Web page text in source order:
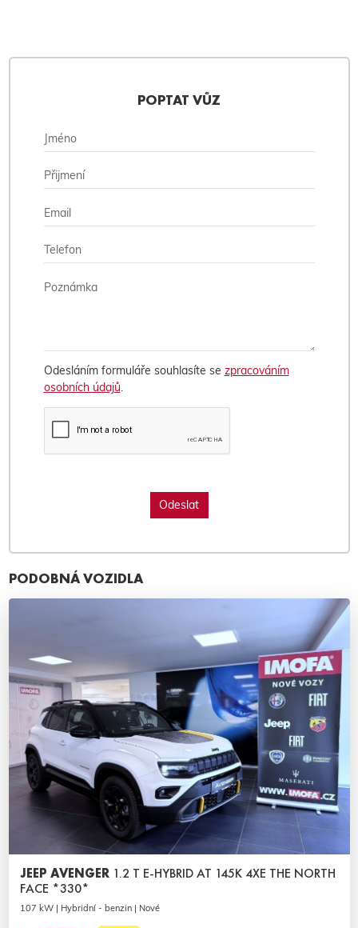
POPTAT VŮZ
Odesláním formuláře souhlasíte se zpracováním
osobních údajů.
PODOBNÁ VOZIDLA
JEEP AVENGER 1.2 T E-HYBRID AT 145K 4XE THE NORTH
FACE *330*
107 kW | Hybridní - benzin | Nové